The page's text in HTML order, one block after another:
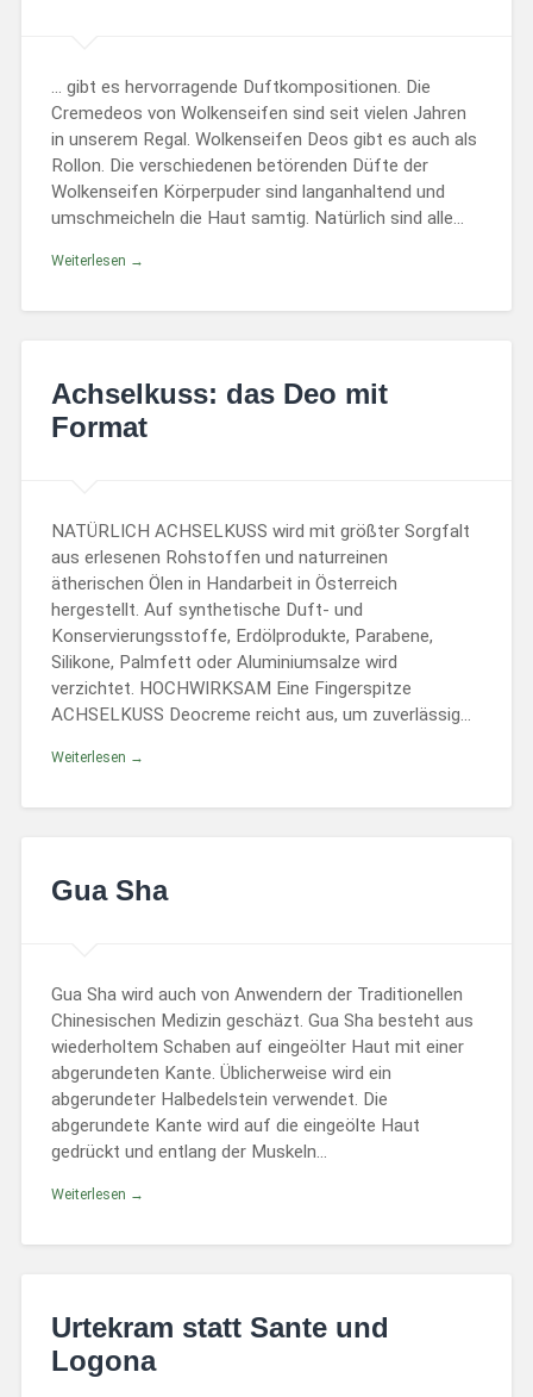
… gibt es hervorragende Duftkompositionen. Die
Cremedeos von Wolkenseifen sind seit vielen Jahren
in unserem Regal. Wolkenseifen Deos gibt es auch als
Rollon. Die verschiedenen betörenden Düfte der
Wolkenseifen Körperpuder sind langanhaltend und
umschmeicheln die Haut samtig. Natürlich sind alle…
Weiterlesen →
Achselkuss: das Deo mit
Format
NATÜRLICH ACHSELKUSS wird mit größter Sorgfalt
aus erlesenen Rohstoffen und naturreinen
ätherischen Ölen in Handarbeit in Österreich
hergestellt. Auf synthetische Duft- und
Konservierungsstoffe, Erdölprodukte, Parabene,
Silikone, Palmfett oder Aluminiumsalze wird
verzichtet. HOCHWIRKSAM Eine Fingerspitze
ACHSELKUSS Deocreme reicht aus, um zuverlässig…
Weiterlesen →
Gua Sha
Gua Sha wird auch von Anwendern der Traditionellen
Chinesischen Medizin geschäzt. Gua Sha besteht aus
wiederholtem Schaben auf eingeölter Haut mit einer
abgerundeten Kante. Üblicherweise wird ein
abgerundeter Halbedelstein verwendet. Die
abgerundete Kante wird auf die eingeölte Haut
gedrückt und entlang der Muskeln…
Weiterlesen →
Urtekram statt Sante und
Logona